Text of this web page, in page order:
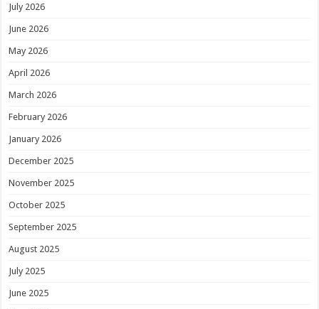
July 2026
June 2026
May 2026
April 2026
March 2026
February 2026
January 2026
December 2025
November 2025
October 2025
September 2025
August 2025
July 2025
June 2025